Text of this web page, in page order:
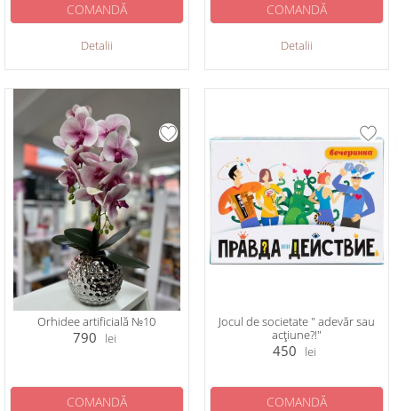
Detalii
COMANDĂ
Detalii
COMANDĂ
Orhidee artificială №10
790 lei
COMANDĂ
Jocul de societate " adevăr sau
acțiune?!"
450 lei
COMANDĂ